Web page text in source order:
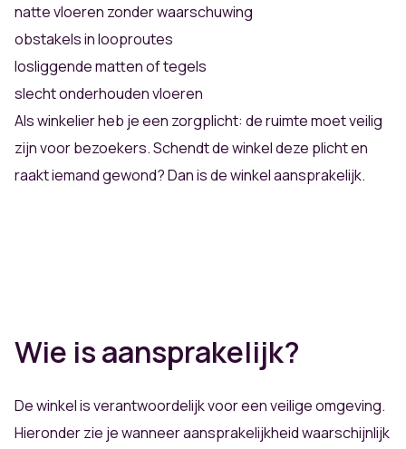
natte vloeren zonder waarschuwing
obstakels in looproutes
losliggende matten of tegels
slecht onderhouden vloeren
Als winkelier heb je een zorgplicht: de ruimte moet veilig
zijn voor bezoekers. Schendt de winkel deze plicht en
raakt iemand gewond? Dan is de winkel aansprakelijk.
Wie is aansprakelijk?
De winkel is verantwoordelijk voor een veilige omgeving.
Hieronder zie je wanneer aansprakelijkheid waarschijnlijk